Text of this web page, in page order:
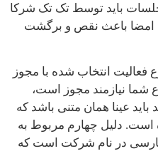
باید توسط تک تک شرکا
امضا باعث نقص و برگشت
انتخاب شده با مجوز
شما نیازمند مجوز است،
عینا همان متنی باشد که
است. دلیل چهارم مربوط به
فارسی در نام شرکت است که